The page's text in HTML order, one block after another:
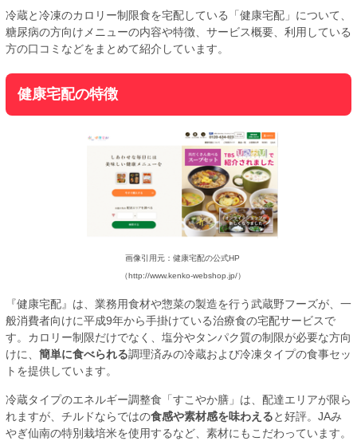
冷蔵と冷凍のカロリー制限食を宅配している「健康宅配」について、
糖尿病の方向けメニューの内容や特徴、サービス概要、利用している
方の口コミなどをまとめて紹介しています。
健康宅配の特徴
画像引用元：健康宅配の公式HP
（http://www.kenko-webshop.jp/）
『健康宅配』は、業務用食材や惣菜の製造を行う武蔵野フーズが、一
般消費者向けに平成9年から手掛けている治療食の宅配サービスで
す。カロリー制限だけでなく、塩分やタンパク質の制限が必要な方向
けに、 簡単に食べられる調理済みの冷蔵および冷凍タイプの食事セッ
トを提供しています。
冷蔵タイプのエネルギー調整食「すこやか膳」は、配達エリアが限ら
れますが、チルドならではの食感や素材感を味わえると好評。JAみ
やぎ仙南の特別栽培米を使用するなど、素材にもこだわっています。